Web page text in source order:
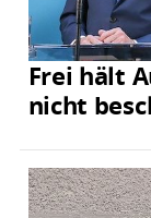
Frei hält
nicht